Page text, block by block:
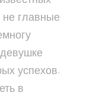
главные
успехов.
в